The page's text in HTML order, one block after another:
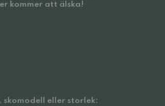
kommer att älska!
skomodell eller storlek: